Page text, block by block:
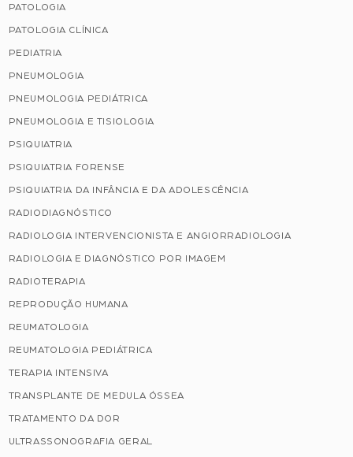
PATOLOGIA
PATOLOGIA CLÍNICA
PEDIATRIA
PNEUMOLOGIA
PNEUMOLOGIA PEDIÁTRICA
PNEUMOLOGIA E TISIOLOGIA
PSIQUIATRIA
PSIQUIATRIA FORENSE
PSIQUIATRIA DA INFÂNCIA E DA ADOLESCÊNCIA
RADIODIAGNÓSTICO
RADIOLOGIA INTERVENCIONISTA E ANGIORRADIOLOGIA
RADIOLOGIA E DIAGNÓSTICO POR IMAGEM
RADIOTERAPIA
REPRODUÇÃO HUMANA
REUMATOLOGIA
REUMATOLOGIA PEDIÁTRICA
TERAPIA INTENSIVA
TRANSPLANTE DE MEDULA ÓSSEA
TRATAMENTO DA DOR
ULTRASSONOGRAFIA GERAL